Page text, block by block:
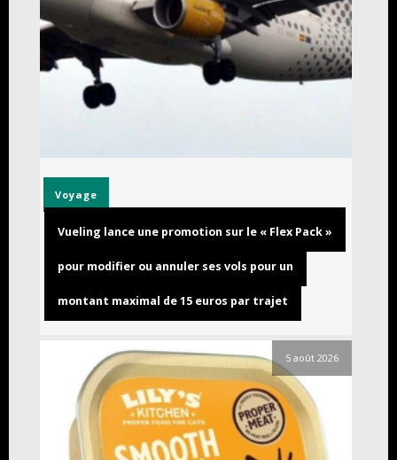
Voyage
Vueling lance une promotion sur le « Flex Pack »
pour modifier ou annuler ses vols pour un
montant maximal de 15 euros par trajet
5 août 2026